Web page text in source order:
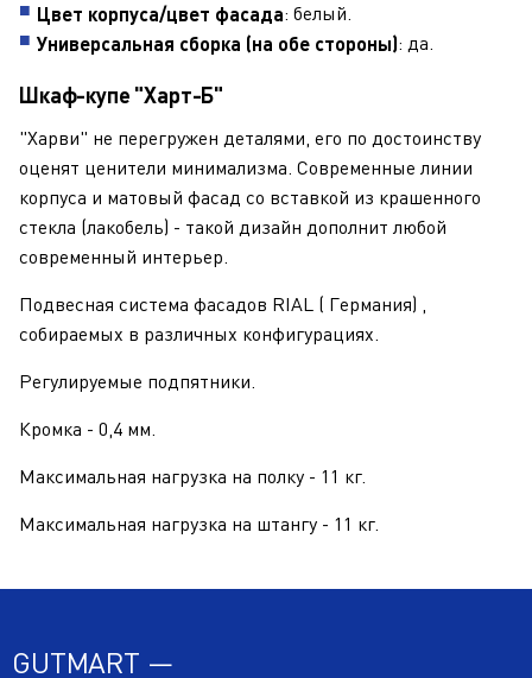
Цвет корпуса/цвет фасада: белый.
Универсальная сборка (на обе стороны): да.
Шкаф-купе "Харт-Б"
"Харви" не перегружен деталями, его по достоинству
оценят ценители минимализма. Современные линии
корпуса и матовый фасад со вставкой из крашенного
стекла (лакобель) - такой дизайн дополнит любой
современный интерьер.
Подвесная система фасадов RIAL ( Германия) ,
собираемых в различных конфигурациях.
Регулируемые подпятники.
Кромка - 0,4 мм.
Максимальная нагрузка на полку - 11 кг.
Максимальная нагрузка на штангу - 11 кг.
GUTMART —